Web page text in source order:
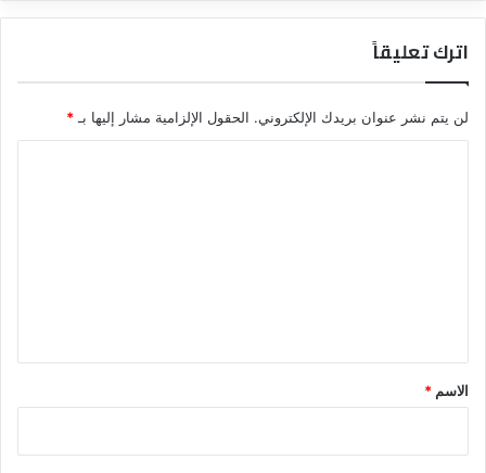
اترك تعليقاً
لن يتم نشر عنوان بريدك الإلكتروني. الحقول الإلزامية مشار إليها بـ*
*
الاسم *